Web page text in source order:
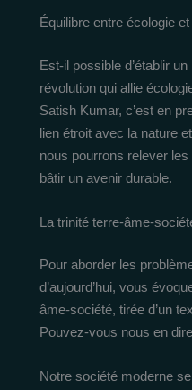
Équilibre entre écologie
Est-il possible d’établir
révolution qui allie
Satish Kumar, c’est en
lien étroit avec la nature
nous pourrons relever
bâtir un avenir durable.
La trinité terre-âme-
Pour aborder les
d’aujourd’hui, vous
âme-société, tirée d’un
Pouvez-vous nous en
Notre société moderne